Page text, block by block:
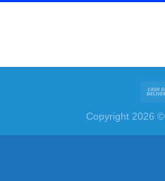
Copyright 2026 ©